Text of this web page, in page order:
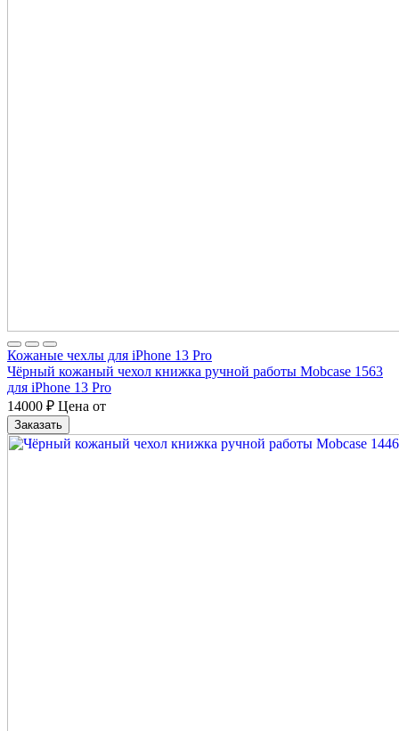
Кожаные чехлы для iPhone 13 Pro
Чёрный кожаный чехол книжка ручной работы Mobcase 1563
для iPhone 13 Pro
14000 ₽ Цена от
Заказать